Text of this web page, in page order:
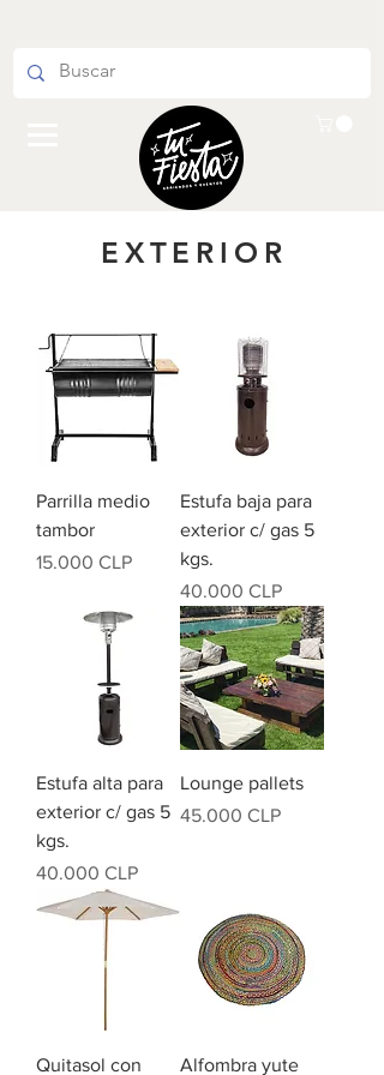
EXTERIOR
Parrilla medio
tambor
Precio
15.000 CLP
Estufa baja para
exterior c/ gas 5
kgs.
Precio
40.000 CLP
Estufa alta para
exterior c/ gas 5
kgs.
Precio
40.000 CLP
Lounge pallets
Precio
45.000 CLP
Quitasol con
Alfombra yute